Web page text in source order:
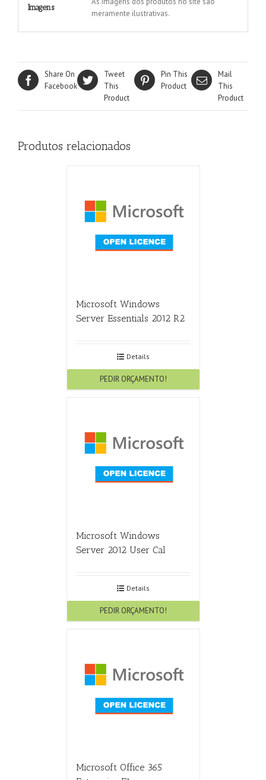
Imagens
meramente ilustrativas.
Share On
Facebook
Tweet
This
Product
Pin This
Product
Mail
This
Product
Produtos relacionados
Microsoft Windows
Server Essentials 2012 R2
Details
PEDIR ORÇAMENTO!
Microsoft Windows
Server 2012 User Cal
Details
PEDIR ORÇAMENTO!
Microsoft Office 365